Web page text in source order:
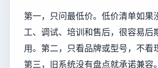
第一，只问最低价。低价清单如果
工、调试、培训和售后，很容易后
用。第二，只看品牌或型号，不看
第三，旧系统没有盘点就承诺兼容